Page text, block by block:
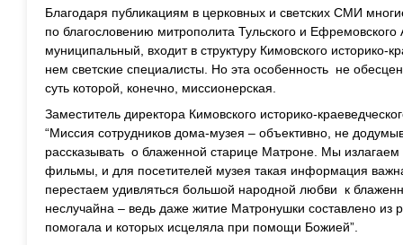
Благодаря публикациям в церковных и светских СМИ
по благословению митрополита Тульского и Ефремовского
муниципальный, входит в структуру Кимовского историко-
нем светские специалисты. Но эта особенность не
суть которой, конечно, миссионерская.
Заместитель директора Кимовского историко-
“Миссия сотрудников дома-музея – объективно, не
рассказывать о блаженной старице Матроне. Мы
фильмы, и для посетителей музея такая информация
перестаем удивляться большой народной любви к
неслучайна – ведь даже житие Матронушки составлено из
помогала и которых исцеляла при помощи Божией”.